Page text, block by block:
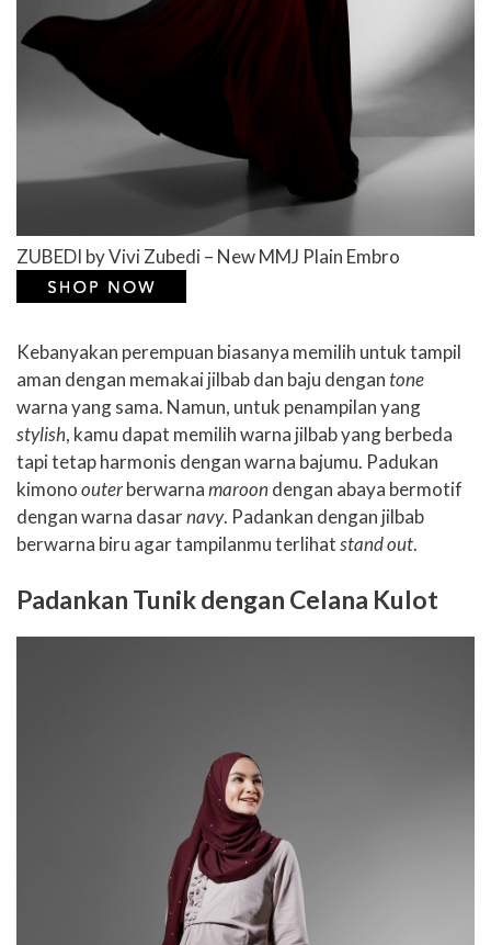
ZUBEDI by Vivi Zubedi – New MMJ Plain Embro
Kebanyakan perempuan biasanya memilih untuk tampil
aman dengan memakai jilbab dan baju dengan tone
warna yang sama. Namun, untuk penampilan yang
stylish, kamu dapat memilih warna jilbab yang berbeda
tapi tetap harmonis dengan warna bajumu. Padukan
kimonoouterberwarnamaroon dengan abaya bermotif
dengan warna dasarnavy. Padankan dengan jilbab
berwarna biru agar tampilanmu terlihatstand out.
Padankan Tunik dengan Celana Kulot